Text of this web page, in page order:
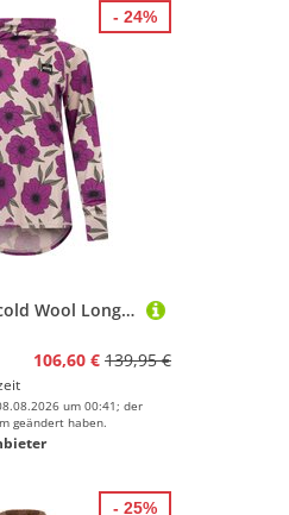
Eivy Damen Icecold Wool Longsleeve
106,60 € 139,95 €
um 00:41; der
geändert haben.
- 24%
- 25%